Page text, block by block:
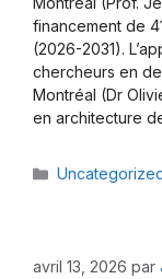
financement de
(2026-2031).
chercheurs en
Montréal (Dr
en architecture
Catégories
avril 13, 2026 par